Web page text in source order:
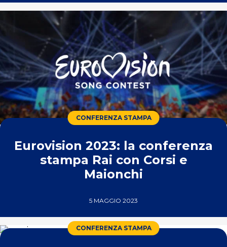
CONFERENZA STAMPA
Eurovision 2023: la conferenza
stampa Rai con Corsi e
Maionchi
5 MAGGIO 2023
CONFERENZA STAMPA